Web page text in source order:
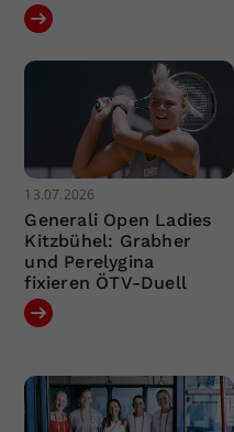
13.07.2026
Generali Open Ladies
Kitzbühel: Grabher
und Perelygina
fixieren ÖTV-Duell